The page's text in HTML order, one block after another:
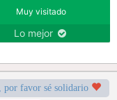
Muy visitado
Lo mejor
por favor sé solidario